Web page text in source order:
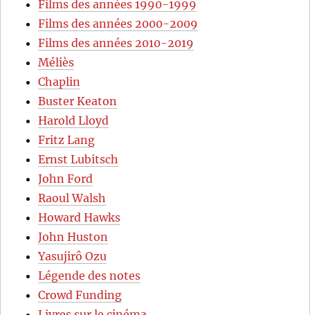
Films des années 1990-1999
Films des années 2000-2009
Films des années 2010-2019
Méliès
Chaplin
Buster Keaton
Harold Lloyd
Fritz Lang
Ernst Lubitsch
John Ford
Raoul Walsh
Howard Hawks
John Huston
Yasujirô Ozu
Légende des notes
Crowd Funding